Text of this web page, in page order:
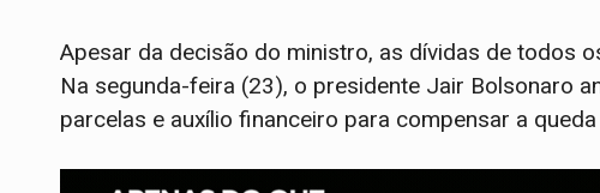
Apesar da decisão do ministro, as dívidas de todos
Na segunda-feira (23), o presidente Jair Bolsonaro
parcelas e auxílio financeiro para compensar a